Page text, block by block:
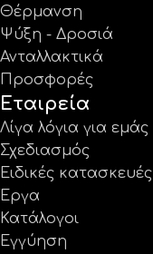
Θέρμανση
Ψύξη - Δροσιά
Ανταλλακτικά
Προσφορές
Εταιρεία
Λίγα λόγια για εμάς
Σχεδιασμός
Ειδικές κατασκευές
Έργα
Κατάλογοι
Εγγύηση